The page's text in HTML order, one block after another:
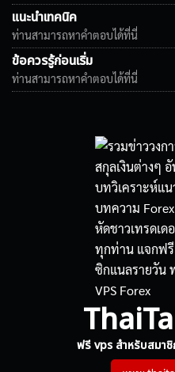
แนะนำเทคนิค
ท่านสามารถหาคำตอบได้ที่นี่
ข้อควรรู้ก่อนเริ่ม
ท่านสามารถหาคำตอบได้ที่นี่
ฟรี vps สำหรับสมาชิ